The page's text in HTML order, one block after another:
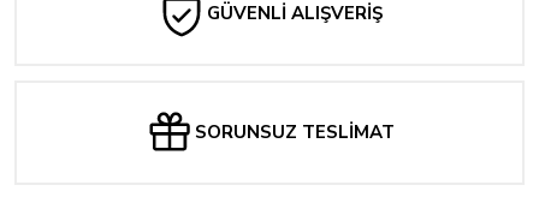
GÜVENLİ ALIŞVERİŞ
SORUNSUZ TESLİMAT